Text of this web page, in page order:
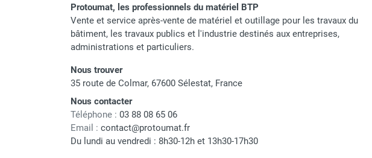
Marque
Référence fournisseur 613612
Origine
Code EAN
Protoumat, les professionnels du matériel BTP
Vente et service après-vente de matériel et outillage pour les travaux du
bâtiment, les travaux publics et l'industrie destinés aux entreprises,
administrations et particuliers.
Nous trouver
35 route de Colmar, 67600 Sélestat, France
Nous contacter
Téléphone : 03 88 08 65 06
Email : contact@protoumat.fr
Du lundi au vendredi : 8h30-12h et 13h30-17h30